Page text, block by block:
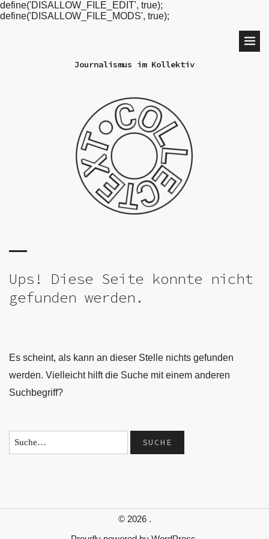
define('DISALLOW_FILE_EDIT', true);
define('DISALLOW_FILE_MODS', true);
Journalismus im Kollektiv
Ups! Diese Seite konnte nicht
gefunden werden.
Es scheint, als kann an dieser Stelle nichts gefunden
werden. Vielleicht hilft die Suche mit einem anderen
Suchbegriff?
© 2026 .